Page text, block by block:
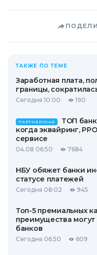
ТАКЖЕ ПО ТЕМЕ
Заработная плата,
границы,
Сегодня 10:00 190
ПАРТНЕРСКАЯ
ТОП
когда эквайринг,
сервисе
04.08 06:50 7684
НБУ обяжет банки
статусе платежей
Сегодня 08:02 945
Топ-5 премиальных
преимущества могут
банков
Сегодня 06:50 609